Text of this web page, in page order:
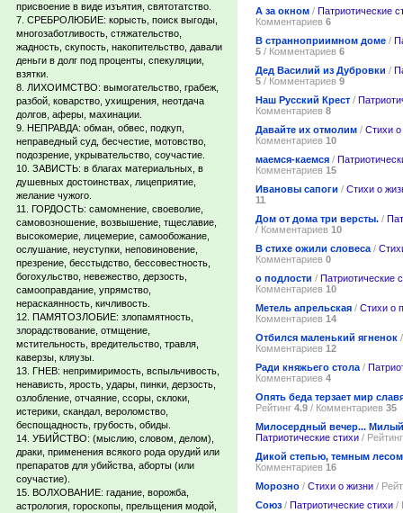
присвоение в виде изъятия, святотатство.
7. СРЕБРОЛЮБИЕ: корысть, поиск выгоды,
многозаботливость, стяжательство,
жадность, скупость, накопительство, давали
деньги в долг под проценты, спекуляции,
взятки.
8. ЛИХОИМСТВО: вымогательство, грабеж,
разбой, коварство, ухищрения, неотдача
долгов, аферы, махинации.
9. НЕПРАВДА: обман, обвес, подкуп,
неправедный суд, бесчестие, мотовство,
подозрение, укрывательство, соучастие.
10. ЗАВИСТЬ: в благах материальных, в
душевных достоинствах, лицеприятие,
желание чужого.
11. ГОРДОСТЬ: самомнение, своеволие,
самовозношение, возвышение, тщеславие,
высокомерие, лицемерие, самообожание,
ослушание, неуступки, неповиновение,
презрение, бесстыдство, бессовестность,
богохульство, невежество, дерзость,
самооправдание, упрямство,
нераскаянность, кичливость.
12. ПАМЯТОЗЛОБИЕ: злопамятность,
злорадствование, отмщение,
мстительность, вредительство, травля,
каверзы, кляузы.
13. ГНЕВ: непримиримость, вспыльчивость,
ненависть, ярость, удары, пинки, дерзость,
озлобление, отчаяние, ссоры, склоки,
истерики, скандал, вероломство,
беспощадность, грубость, обиды.
14. УБИЙСТВО: (мыслию, словом, делом),
драки, применения всякого рода орудий или
препаратов для убийства, аборты (или
соучастие).
15. ВОЛХОВАНИЕ: гадание, ворожба,
астрология, гороскопы, прельщения модой,
А за окном / Патриотические
Комментариев 6
В странноприимном доме /
5 / Комментариев 6
Дед Василий из Дубровки /
5 / Комментариев 9
Наш Русский Крест /
Комментариев 8
Давайте их отмолим / Стихи о
Комментариев 10
маемся-каемся /
Комментариев 15
Ивановы сапоги / Стихи о
11
Дом от дома три версты. /
/ Комментариев 10
В стихе ожили словеса /
Комментариев 0
о подлости / Патриотические
Комментариев 10
Метель апрельская / Стихи о
Комментариев 14
Отбился маленький ягненок
Комментариев 12
Ради княжьего стола /
Комментариев 4
Опять беда терзает мир
Рейтинг 4.9 / Комментариев 35
Милосердный вечер... Милый
Патриотические стихи /
Дикой степью, темным лесом
Комментариев 16
Морозно / Стихи о жизни /
Союз / Патриотические стихи /